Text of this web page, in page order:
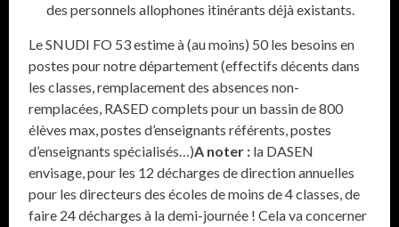
des personnels allophones itinérants déjà existants.
Le SNUDI FO 53 estime à (au moins) 50 les besoins en
postes pour notre département (effectifs décents dans
les classes, remplacement des absences non-
remplacées, RASED complets pour un bassin de 800
élèves max, postes d’enseignants référents, postes
d’enseignants spécialisés…)A noter : la DASEN
envisage, pour les 12 décharges de direction annuelles
pour les directeurs des écoles de moins de 4 classes, de
faire 24 décharges à la demi-journée ! Cela va concerner